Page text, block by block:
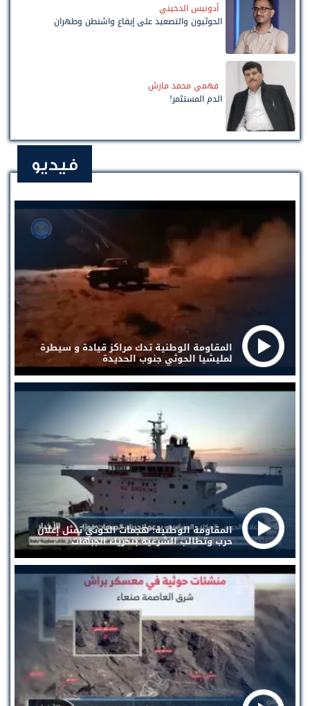
أدونيس الدخيني
الحوثيون والتصعيد على إيقاع واشنطن وطهران
فهمي محمد مارش
الدم المستثمر!
فيديو
المقاومة الوطنية تدك مراكز قيادة و سيطرة
لمليشيا الحوثي جنوب الحديدة
المقاومة الوطنية: هجمات الحوثي تمثل إعلان
حرب وتطالب الشرعية بتحريك الجبهات